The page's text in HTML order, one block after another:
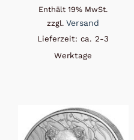
Enthält 19% MwSt.
zzgl.Versand
Lieferzeit: ca. 2-3
Werktage